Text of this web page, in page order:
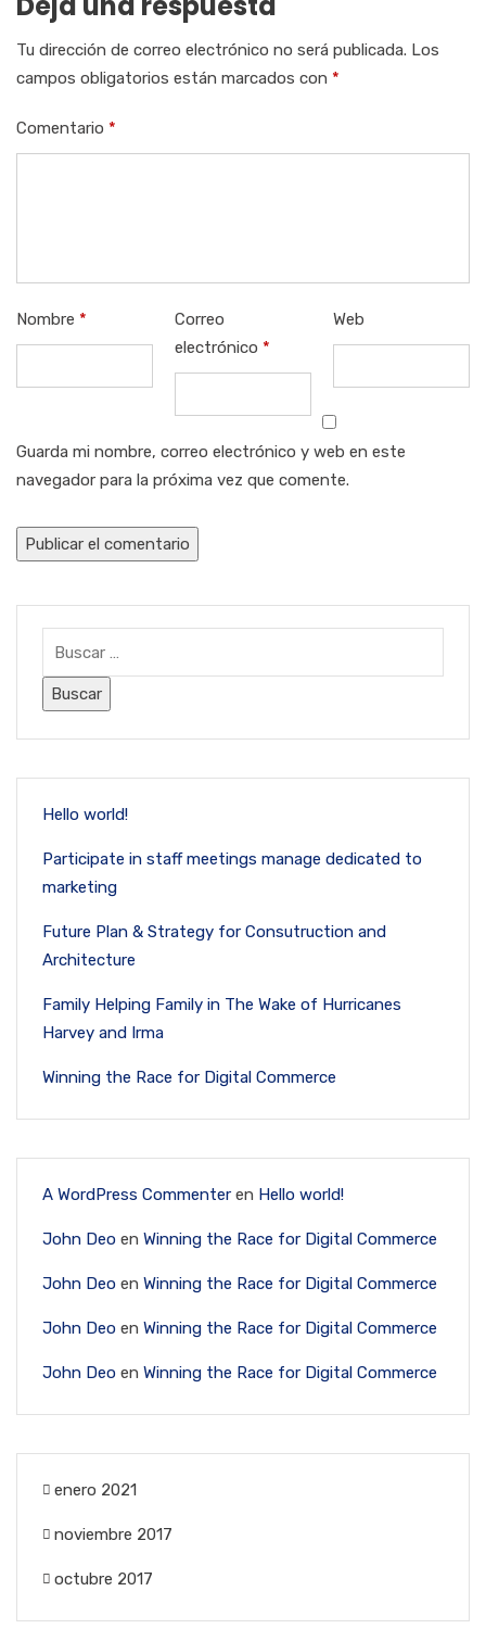
Tu dirección de correo electrónico no será publicada. Los
campos obligatorios están marcados con *
Comentario *
Nombre *
Correo
electrónico *
Web
Guarda mi nombre, correo electrónico y web en este
navegador para la próxima vez que comente.
Hello world!
Participate in staff meetings manage dedicated to
marketing
Future Plan & Strategy for Consutruction and
Architecture
Family Helping Family in The Wake of Hurricanes
Harvey and Irma
Winning the Race for Digital Commerce
A WordPress Commenter en Hello world!
John Deo en Winning the Race for Digital Commerce
John Deo en Winning the Race for Digital Commerce
John Deo en Winning the Race for Digital Commerce
John Deo en Winning the Race for Digital Commerce
enero 2021
noviembre 2017
octubre 2017